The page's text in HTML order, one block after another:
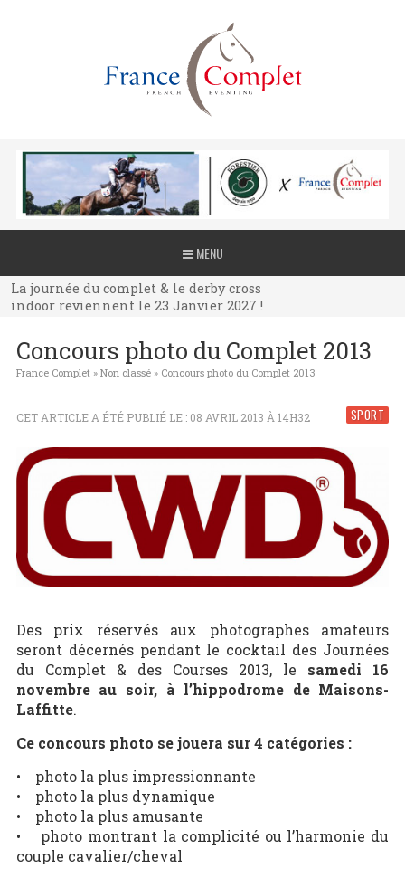
MENU
La journée du complet & le derby cross
indoor reviennent le 23 Janvier 2027 !
La journée du complet & le derby cross
indoor reviennent le 23 Janvier 2027 !
indoor reviennent le 23 Janvier 2027 !
Concours photo du Complet 2013
France Complet» Non classé» Concours photo du Complet 2013
SPORT
CET ARTICLE A ÉTÉ PUBLIÉ LE : 08 AVRIL 2013 À 14H32
Des prix réservés aux photographes amateurs
seront décernés pendant le cocktail des Journées
du Complet & des Courses 2013, le samedi 16
novembre au soir, à l’hippodrome de Maisons-
Laffitte.
Ce concours photo se jouera sur 4 catégories :
• photo la plus impressionnante
• photo la plus dynamique
• photo la plus amusante
• photo montrant la complicité ou l’harmonie du
couple cavalier/cheval